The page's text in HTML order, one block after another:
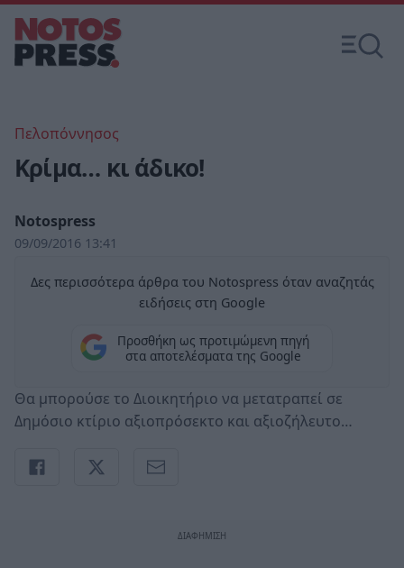
Πελοπόννησος
Κρίμα… κι άδικο!
Notospress
09/09/2016 13:41
Δες περισσότερα άρθρα του Notospress όταν αναζητάς
ειδήσεις στη Google
Προσθήκη ως προτιμώμενη πηγή
στα αποτελέσματα της Google
Θα μπορούσε το Διοικητήριο να μετατραπεί σε
Δημόσιο κτίριο αξιοπρόσεκτο και αξιοζήλευτο…